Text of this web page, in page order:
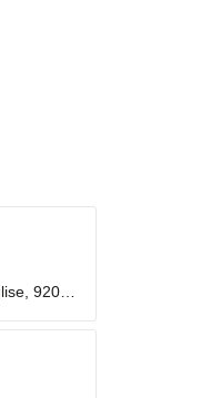
92000